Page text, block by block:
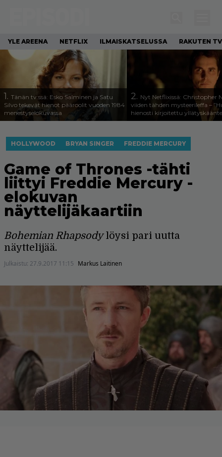
YLE AREENA NETFLIX ILMAISKATSELUSSA RAKUTEN TV
1. Tänän tv:ssä: Esko Salminen ja Satu
Silvo tekevät hienot pääroolit vuoden 1984
menestyselokuvassa
2. Nyt Netflixissä: Christopher
viiden tähden mysteerileffa –
hienosti kirjoitettu
HOLLYWOOD BRYAN SINGER FREDDIE MERCURY
Game of Thrones -tähti
liittyi Freddie Mercury -
elokuvan
näyttelijäkaartiin
Bohemian Rhapsodylöysi pari uutta
näyttelijää.
Julkaistu: 27.9.2017 11:15 Markus Laitinen